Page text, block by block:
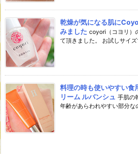
乾燥が気になる肌に
みました coyori（コヨリ）
て頂きました。 お試しサイズ
料理の時も使いやすい食
リーム ルバンシュ 手肌の
年齢があらわれやすい部分な